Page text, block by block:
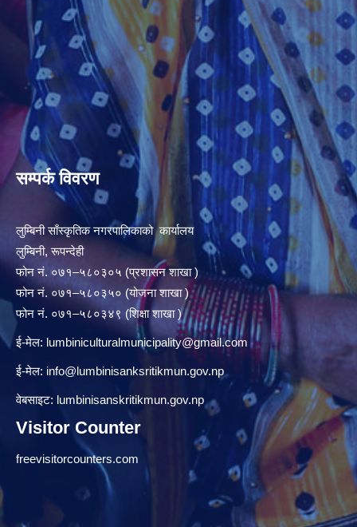
सम्पर्क विवरण
लुम्बिनी साँस्कृतिक नगरपालिकाको कार्यालय
लुम्बिनी, रूपन्देही
फोन नं. ०७१–५८०३०५ (प्रशासन शाखा )
फोन नं. ०७१–५८०३५० (योजना शाखा )
फोन नं. ०७१–५८०३४९ (शिक्षा शाखा )
ई-मेल: lumbiniculturalmunicipality@gmail.com
ई-मेल: info@lumbinisanksritikmun.gov.np
वेबसाइट: lumbinisanskritikmun.gov.np
Visitor Counter
freevisitorcounters.com